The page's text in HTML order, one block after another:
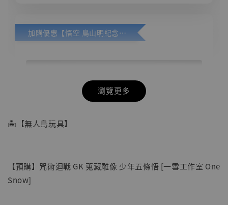
加購優惠【悟空 鳥山明紀念款 [奇蹟工作室]】
瀏覽更多
🏝【無人島玩具】
【預購】咒術迴戰 GK 蒐藏雕像 少年五條悟 [一雪工作室 One
Snow]